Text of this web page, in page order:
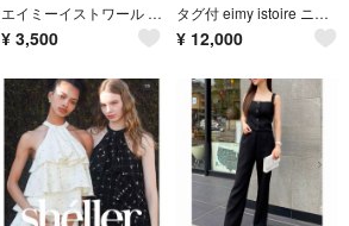
エイミーイストワール セットアップ
¥ 3,500
タグ付 eimy istoire ニット セットアップ F ピスタチオカラー
¥ 12,000